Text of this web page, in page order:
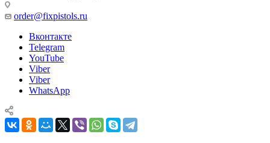
order@fixpistols.ru
Вконтакте
Telegram
YouTube
Viber
Viber
WhatsApp